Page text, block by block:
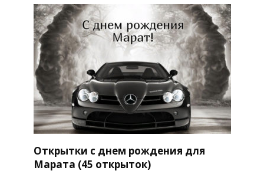
Открытки с днем рождения для
Марата (45 открыток)